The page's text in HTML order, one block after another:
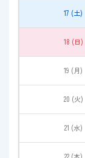
17 (土)
18 (日)
19 (月)
20 (火)
21 (水)